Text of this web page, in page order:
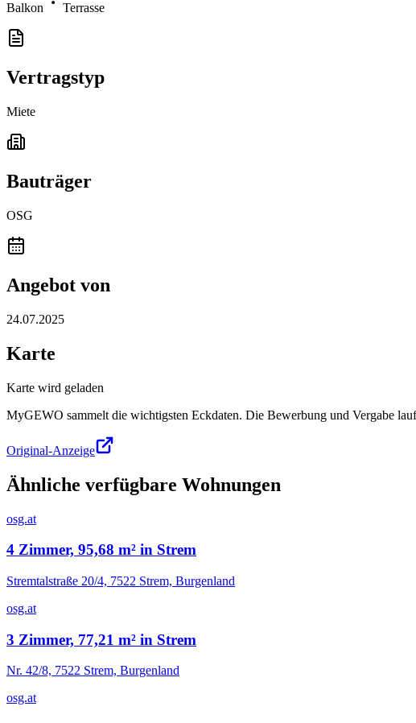
Balkon Terrasse
Vertragstyp
Miete
Bauträger
OSG
Angebot von
24.07.2025
Karte
Karte wird geladen
MyGEWO sammelt die wichtigsten Eckdaten. Die Bewerbung und Vergabe
Original-Anzeige
Ähnliche verfügbare Wohnungen
osg.at
4 Zimmer, 95,68 m² in Strem
Stremtalstraße 20/4, 7522 Strem, Burgenland
osg.at
3 Zimmer, 77,21 m² in Strem
Nr. 42/8, 7522 Strem, Burgenland
osg.at